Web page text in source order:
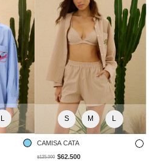
L S M L
CAMISA CATA
$125.000 $62.500